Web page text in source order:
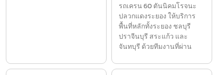
รถเครน 60 ตันนิคมโรจนะ
ปลวกแดงระยอง ให้บริการ
พื้นที่หลักทั้งระยอง ชลบุรี
ปราจีนบุรี สระแก้ว และ
จันทบุรี ด้วยทีมงานที่ผ่าน